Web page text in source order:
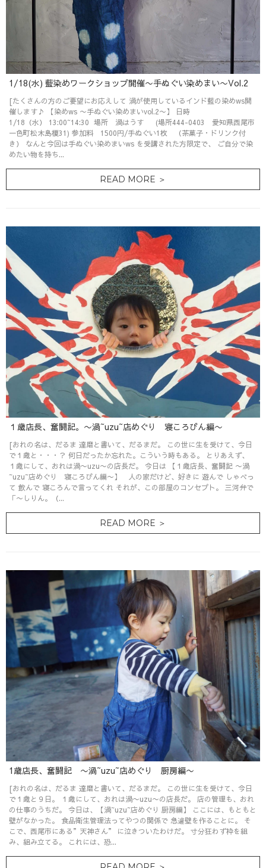
1/18(水) 藍染めワークショップ開催〜手ぬぐい染めまい〜Vol.2
[たくさんの方のご要望にお応えして 渦が使用しているインド藍の染めws開
催します♪ 【染めws 〜手ぬぐい染めまいvol.2〜】 日時
1/18（水） 13:00~14:30 場所 渦はうす (場所444-0403 愛知県西尾市
一色町松木島榎31) 参加料 1500円/手ぬぐい1枚 （茶菓子・ドリンク付
き） なんと今回は手ぬぐい染めまいws を受講された方限定で、 ご自分で染
めたい物を持ち...
READ MORE ＞
１歳店長、奮闘記。〜渦~uzu~店めぐり 寝ころびん編〜
[おれの名は、だるま 達磨と書いて、だるまだ。 この世に生を受けて、今日
で１歳と・・・？ 何日だったか忘れた。こういう時もある。 とりあえず、
１歳にして、おれは渦〜uzu〜の店長だ。 今日は 【１歳店長、奮闘記 〜渦
~uzu~店めぐり 寝ころびん編〜】 人の家だけど、好きに 遊んで しゃべっ
て 飲んで 寝ころんで言ってくれ それが、この部屋のコンセプト。 三河弁で
「〜しりん。（...
READ MORE ＞
1歳店長、奮闘記 〜渦~uzu~店めぐり 厨房編〜
[おれの名は、だるま 達磨と書いて、だるまだ。 この世に生を受けて、今日
で１歳と９日。 １歳にして、おれは渦〜uzu〜の店長だ。 店の管理も、おれ
の仕事のうちだ。 今日は、【渦~uzu~店めぐり 厨房編】 ここには、もともと
壁がなかった。 食品衛生管理法ってやつの関係で 急遽壁を作ることに。 そ
こで、西尾市にある”天神さん” に泣きついたわけだ。 寸分狂わず枠を組
み、組み立てる。 これには、恐...